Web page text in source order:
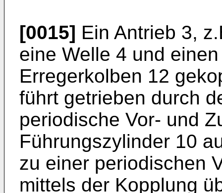
[0015] Ein Antrieb 3,
eine Welle 4 und
Erregerkolben 12
führt getrieben durch
periodische Vor- und
Führungszylinder 10
zu einer periodischen
mittels der Kopplung